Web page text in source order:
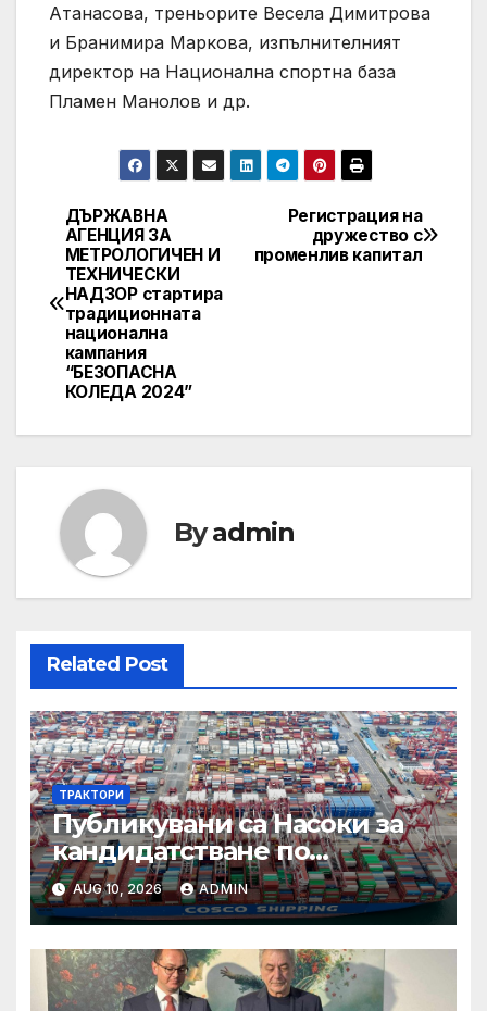
Атанасова, треньорите Весела Димитрова
и Бранимира Маркова, изпълнителният
директор на Национална спортна база
Пламен Манолов и др.
Post
navigation
Регистрация на
дружество с
променлив капитал
ДЪРЖАВНА
АГЕНЦИЯ ЗА
МЕТРОЛОГИЧЕН И
ТЕХНИЧЕСКИ
НАДЗОР стартира
традиционната
национална
кампания
“БЕЗОПАСНА
КОЛЕДА 2024”
Byadmin
Related Post
ТРАКТОРИ
Публикувани са Насоки за
кандидатстване по
процедурата за техническа
помощ за ИТИ по
Приоритет 2 на ПРР 2021-
2027 г.
AUG 10, 2026 ADMIN